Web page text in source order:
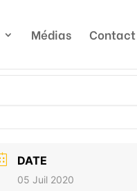
Médias Contact
DATE
05 Juil 2020